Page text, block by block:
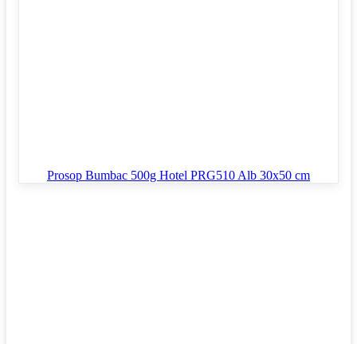
Prosop Bumbac 500g Hotel PRG510 Alb 30x50 cm